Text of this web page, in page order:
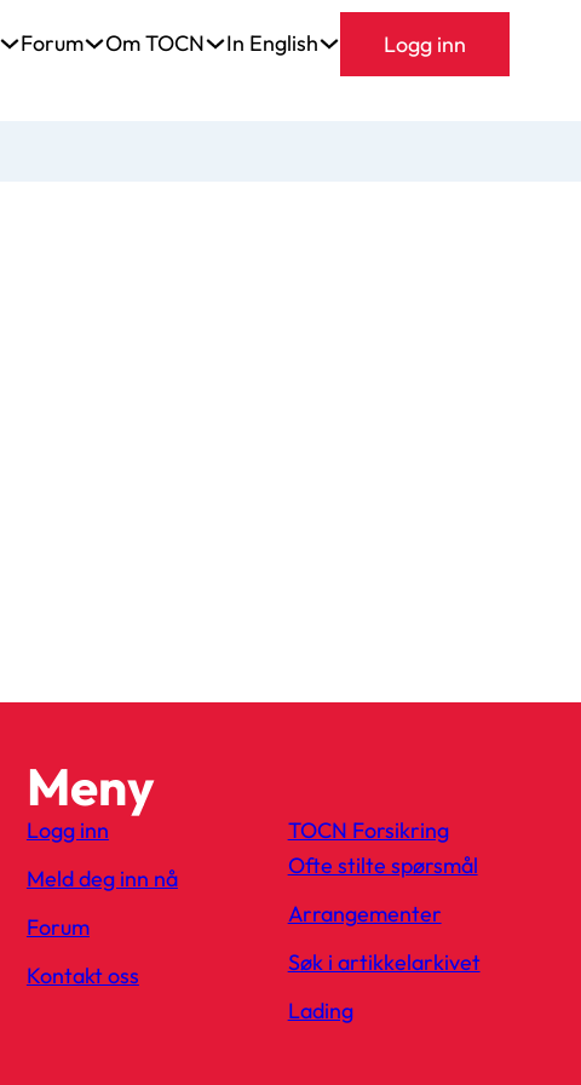
Forum Om TOCN In English Logg inn
Meny
Logg inn
Meld deg inn nå
Forum
Kontakt oss
TOCN Forsikring
Ofte stilte spørsmål
Arrangementer
Søk i artikkelarkivet
Lading